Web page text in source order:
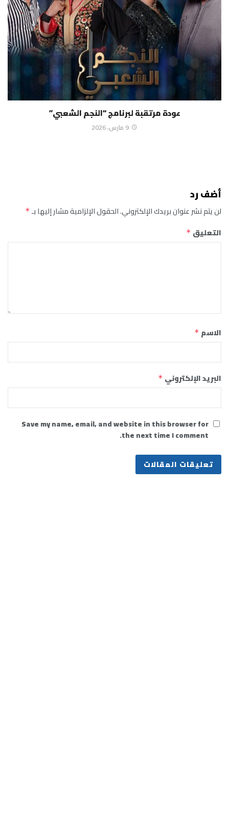
عودة مرتقبة لبرنامج “النجم الشعبي”
9 مارس، 2026
أضف رد
لن يتم نشر عنوان بريدك الإلكتروني.الحقول الإلزامية مشار إليها بـ*
التعليق *
الاسم *
البريد الإلكتروني *
Save my name, email, and website in this browser for
the next time I comment.